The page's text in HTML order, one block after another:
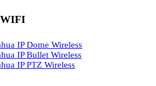
IP Dome Wireless
IP Bullet Wireless
IP PTZ Wireless